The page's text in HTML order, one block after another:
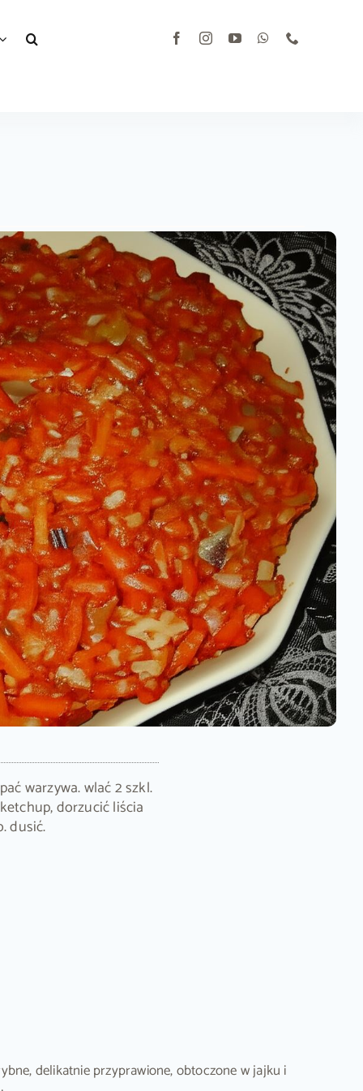
warzywa. wlać 2 szkl.
dorzucić liścia
dusić.
delikatnie przyprawione, obtoczone w jajku i